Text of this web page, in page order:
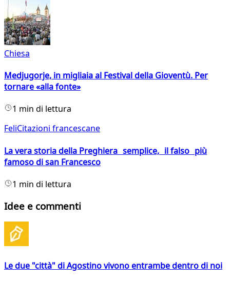
Chiesa
Medjugorje, in migliaia al Festival della Gioventù. Per
tornare «alla fonte»
1 min di lettura
FeliCitazioni francescane
La vera storia della Preghiera semplice, il falso più
famoso di san Francesco
1 min di lettura
Idee e commenti
Le due "città" di Agostino vivono entrambe dentro di noi